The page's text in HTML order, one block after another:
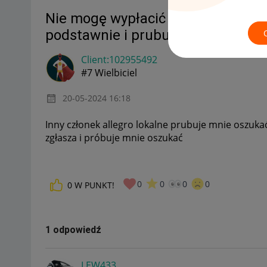
Nie mogę wypłacić pieniądzy bo
podstawnie i prubuje mnie
Client:102955492
#7 Wielbiciel
‎20-05-2024 16:18
Inny członek allegro lokalne prubuje mnie
zgłasza i próbuje mnie oszukać
0 W PUNKT! 0 0 0 0
1 odpowiedź